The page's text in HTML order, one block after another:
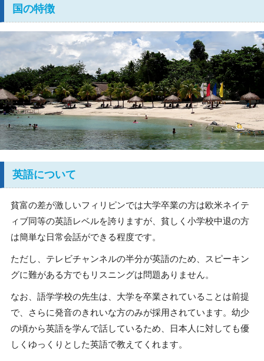
国の特徴
英語について
貧富の差が激しいフィリピンでは大学卒業の方は欧米ネイテ
ィブ同等の英語レベルを誇りますが、貧しく小学校中退の方
は簡単な日常会話ができる程度です。
ただし、テレビチャンネルの半分が英語のため、スピーキン
グに難がある方でもリスニングは問題ありません。
なお、語学学校の先生は、大学を卒業されていることは前提
で、さらに発音のきれいな方のみが採用されています。幼少
の頃から英語を学んで話しているため、日本人に対しても優
しくゆっくりとした英語で教えてくれます。